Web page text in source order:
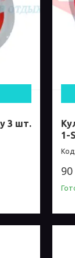
3 шт.
1-